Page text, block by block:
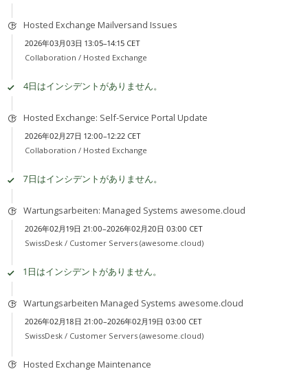
Hosted Exchange Mailversand Issues
2026年03月03日 13:05–14:15 CET
Collaboration / Hosted Exchange
4日はインシデントがありません。
Hosted Exchange: Self-Service Portal Update
2026年02月27日 12:00–12:22 CET
Collaboration / Hosted Exchange
7日はインシデントがありません。
Wartungsarbeiten: Managed Systems awesome.cloud
2026年02月19日 21:00–2026年02月20日 03:00 CET
SwissDesk / Customer Servers (awesome.cloud)
1日はインシデントがありません。
Wartungsarbeiten Managed Systems awesome.cloud
2026年02月18日 21:00–2026年02月19日 03:00 CET
SwissDesk / Customer Servers (awesome.cloud)
Hosted Exchange Maintenance